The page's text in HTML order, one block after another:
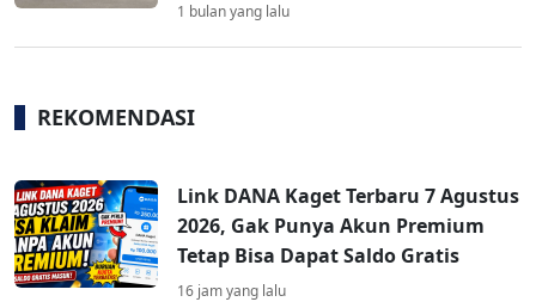
1 bulan yang lalu
REKOMENDASI
Link DANA Kaget Terbaru 7 Agustus
2026, Gak Punya Akun Premium
Tetap Bisa Dapat Saldo Gratis
16 jam yang lalu